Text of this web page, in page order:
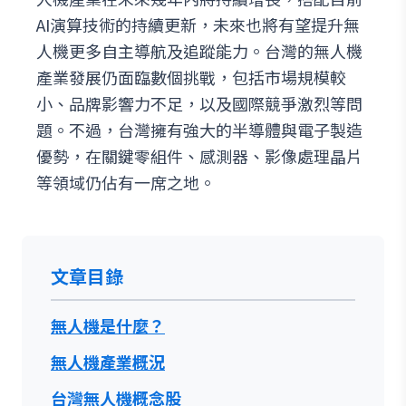
AI演算技術的持續更新，未來也將有望提升無
人機更多自主導航及追蹤能力。台灣的無人機
產業發展仍面臨數個挑戰，包括市場規模較
小、品牌影響力不足，以及國際競爭激烈等問
題。不過，台灣擁有強大的半導體與電子製造
優勢，在關鍵零組件、感測器、影像處理晶片
等領域仍佔有一席之地。
文章目錄
無人機是什麼？
無人機產業概況
台灣無人機概念股